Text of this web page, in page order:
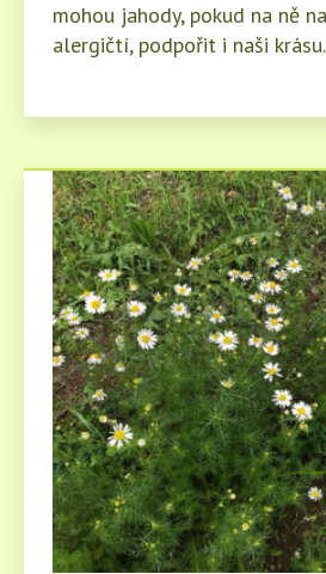
mohou jahody, pokud na ně
alergičtí, podpořit i naši krásu.